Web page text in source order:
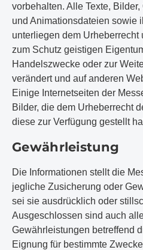
vorbehalten. Alle Texte,
und Animationsdateien sowie
unterliegen dem Urheberrecht
zum Schutz geistigen
Handelszwecke oder zur
verändert und auf anderen
Einige Internetseiten der
Bilder, die dem Urheberrecht
diese zur Verfügung gestellt
Gewährleistung
Die Informationen stellt die
jegliche Zusicherung oder
sei sie ausdrücklich oder
Ausgeschlossen sind auch
Gewährleistungen betreffend
Eignung für bestimmte